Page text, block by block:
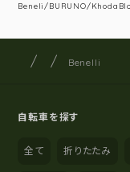
Beneli/BURUNO/
サイト内の
サイクルショップナカゴヤ
Benelli
自転車を探す
全て 折りたたみ